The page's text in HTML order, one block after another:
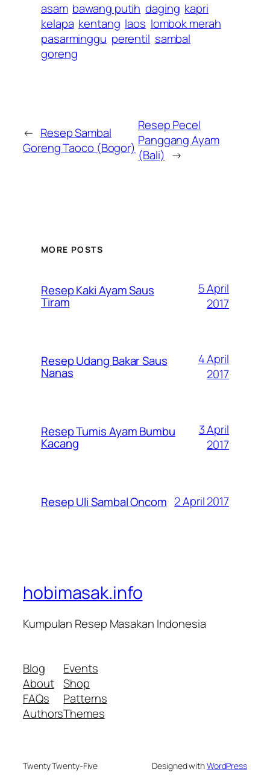
asam bawang putih daging kapri
kelapa kentang laos lombok merah
pasarminggu perentil sambal
goreng
← Resep Sambal
Goreng Taoco (Bogor)
Resep Pecel
Panggang Ayam
(Bali) →
MORE POSTS
Resep Kaki Ayam Saus
Tiram
5 April
2017
Resep Udang Bakar Saus
Nanas
4 April
2017
Resep Tumis Ayam Bumbu
Kacang
3 April
2017
Resep Uli Sambal Oncom 2 April 2017
hobimasak.info
Kumpulan Resep Masakan Indonesia
Blog
About
FAQs
Authors
Events
Shop
Patterns
Themes
Twenty Twenty-Five Designed withWordPress